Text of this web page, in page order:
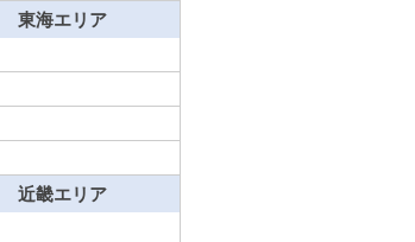
東海エリア
近畿エリア